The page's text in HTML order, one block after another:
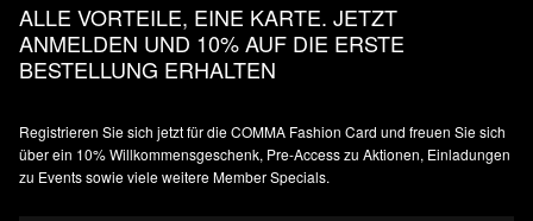
ALLE VORTEILE, EINE KARTE. JETZT
ANMELDEN UND 10% AUF DIE ERSTE
BESTELLUNG ERHALTEN
Registrieren Sie sich jetzt für die COMMA Fashion Card und freuen Sie sich
über ein 10% Willkommensgeschenk, Pre-Access zu Aktionen, Einladungen
zu Events sowie viele weitere Member Specials.